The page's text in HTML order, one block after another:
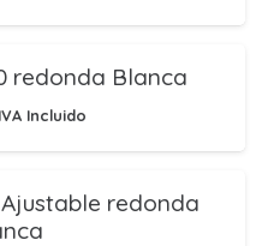
redonda Blanca
IVA Incluido
redonda